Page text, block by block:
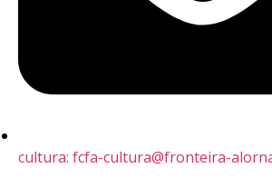
cultura: fcfa-cultura@fronteira-